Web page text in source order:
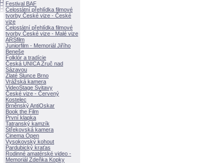
Festival BAF
Celostátní přehlídka filmové
tvorby České vize - České
vize
Celostátní přehlídka filmové
tvorby České vize - Malé vize
ARSfilm
Juniorfilm - Memoriál Jiřího
Beneše
Folklór a tradície
Česká UNICA Zruč nad
Sázavou
Zlaté Slunce Brno
Vrážská kamera
VideoStage Svitavy
České vize - Červený
Kostelec
Brněnský AntiOskar
Book the Film
První klapka
Tatranský kamzík
Střekovská kamera
Cinema Open
Vysokovský kohout
Pardubický kraťas
Rodinné amatérské video -
Memoriál Zdeňka Kopky